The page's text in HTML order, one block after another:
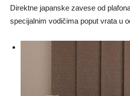
Direktne japanske zavese od
specijalnim vodičima poput vrata u